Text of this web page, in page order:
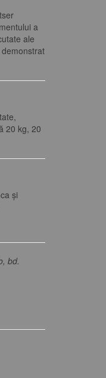
a
ale
20 kg, 20
și
bd.